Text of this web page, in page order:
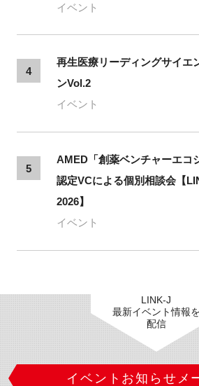
イベント
4
再生医療リーディングサイエ
ンVol.2
イベント
5
AMED「創薬ベンチャーエコ
認定VCによる個別相談会【
2026】
イベント
LINK-J
最新イベント情報を
配信
イベントお知らせメ